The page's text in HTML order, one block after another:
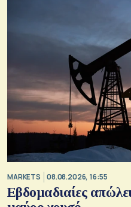
MARKETS 08.08.2026, 16:55
Εβδομαδιαίες